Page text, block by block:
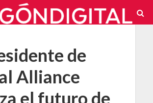
de
Alliance
el futuro de